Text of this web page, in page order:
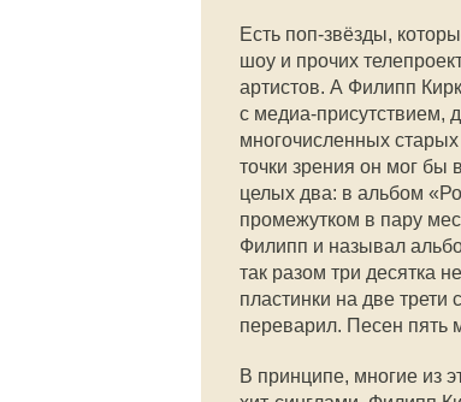
Есть поп-звёзды,
шоу и прочих
артистов. А Филипп
с медиа-присутствием,
многочисленных
точки зрения он мог бы
целых два: в альбом
промежутком в пару
Филипп и называл
так разом три десятка
пластинки на две трети
переварил. Песен пять
В принципе, многие из